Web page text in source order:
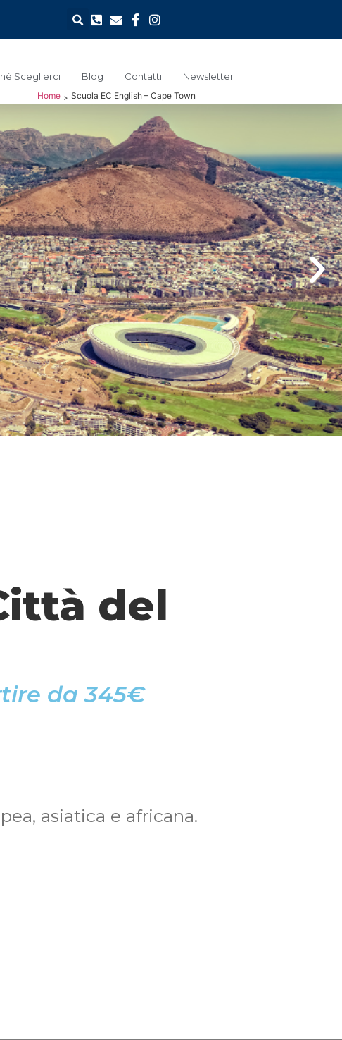
Sceglierci Blog Contatti Newsletter
Home > Scuola EC English – Cape Town
del
da 345€
asiatica e africana.